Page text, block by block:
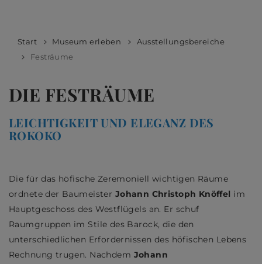
Start Museum erleben
Ausstellungsbereiche
Festräume
DIE FESTRÄUME
LEICHTIGKEIT UND ELEGANZ DES
ROKOKO
Die für das höfische Zeremoniell wichtigen Räume
ordnete der Baumeister Johann Christoph Knöffel im
Hauptgeschoss des Westflügels an. Er schuf
Raumgruppen im Stile des Barock, die den
unterschiedlichen Erfordernissen des höfischen Lebens
Rechnung trugen. Nachdem Johann